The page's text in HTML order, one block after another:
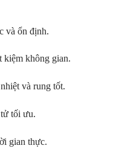
và ổn định.
kiệm không gian.
và rung tốt.
tối ưu.
gian thực.